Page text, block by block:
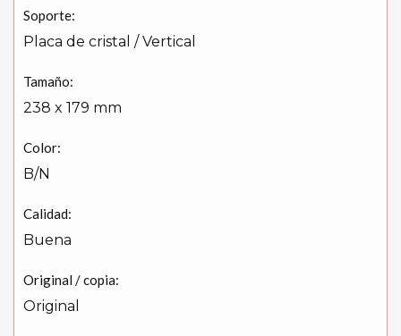
Soporte:
Placa de cristal / Vertical
Tamaño:
238 x 179 mm
Color:
B/N
Calidad:
Buena
Original / copia:
Original